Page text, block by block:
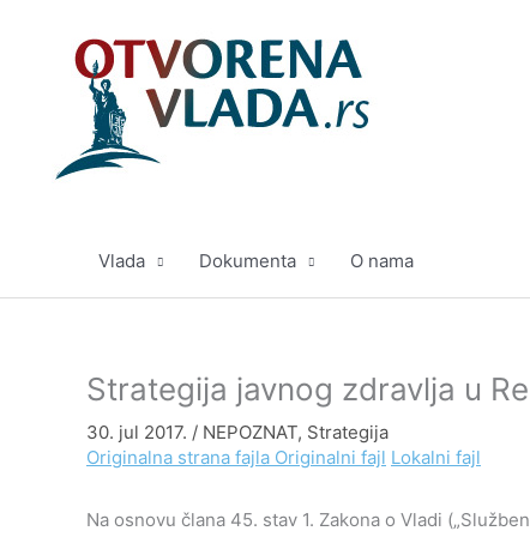
Vlada Dokumenta O nama
Strategija javnog zdravlja u
30. jul 2017. / NEPOZNAT, Strategija
Originalna strana fajla Originalni fajl Lokalni fajl
Na osnovu člana 45. stav 1. Zakona o Vladi